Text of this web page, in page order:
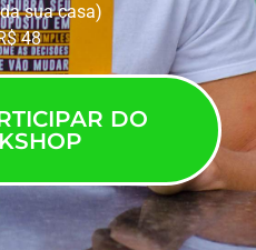
sua casa)
48
DO